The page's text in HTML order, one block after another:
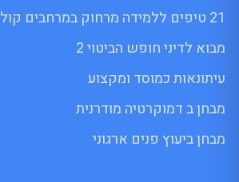
21 טיפים ללמידה מרחוק במרחבים קוליים
מבוא לדיני חופש הביטוי 2
עיתונאות כמוסד ומקצוע
מבחן ב דמוקרטיה מודרנית
מבחן ביעוץ פנים ארגוני